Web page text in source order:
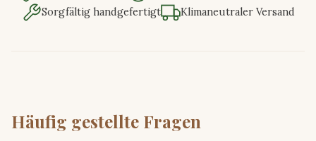
Sorgfältig handgefertigt
Klimaneutraler Versand
Häufig gestellte Fragen